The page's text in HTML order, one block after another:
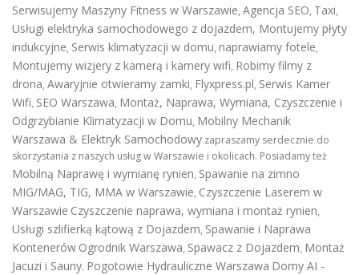
Serwisujemy Maszyny Fitness w Warszawie, Agencja SEO, Taxi,
Usługi elektryka samochodowego z dojazdem, Montujemy płyty
indukcyjne, Serwis klimatyzacji w domu, naprawiamy fotele,
Montujemy wizjery z kamerą i kamery wifi, Robimy filmy z
drona, Awaryjnie otwieramy zamki, Flyxpress.pl, Serwis Kamer
Wifi, SEO Warszawa, Montaż, Naprawa, Wymiana, Czyszczenie i
Odgrzybianie Klimatyzacji w Domu, Mobilny Mechanik
Warszawa & Elektryk Samochodowy zapraszamy serdecznie do
skorzystania z naszych usług w Warszawie i okolicach. Posiadamy też
Mobilną Naprawę i wymianę rynien, Spawanie na zimno
MIG/MAG, TIG, MMA w Warszawie, Czyszczenie Laserem w
Warszawie Czyszczenie naprawa, wymiana i montaż rynien,
Usługi szlifierką kątową z Dojazdem, Spawanie i Naprawa
Kontenerów Ogrodnik Warszawa, Spawacz z Dojazdem, Montaż
Jacuzi i Sauny. Pogotowie Hydrauliczne Warszawa Domy AI -